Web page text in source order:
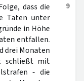
9
dass die
Taten unter
in Höhe
entfallen.
drei Monaten
schließt mit
- die